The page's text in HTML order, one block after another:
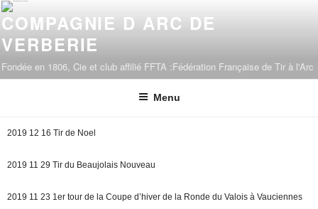
COMPAGNIE D ARC DE
VERBERIE
Fondée en 1806, Cie et club affilié FFTA :Fédération Française de Tir à l'Arc
Menu
2019 12 16 Tir de Noel
2019 11 29 Tir du Beaujolais Nouveau
2019 11 23 1er tour de la Coupe d’hiver de la Ronde du Valois à Vauciennes